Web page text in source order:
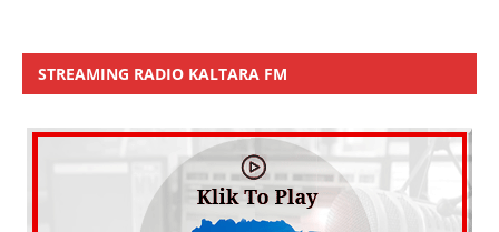
STREAMING RADIO KALTARA FM